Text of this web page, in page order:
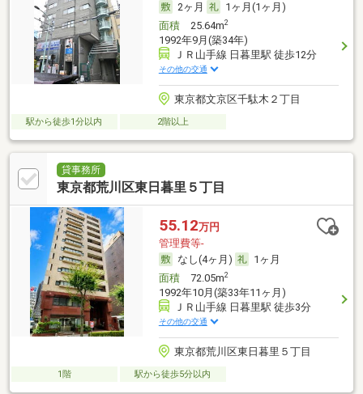
2ヶ月
1ヶ月(1ヶ月)
面積25.64m2
1992年9月(築34年)
ＪＲ山手線 日暮里駅 徒歩12分
その他の交通
東京都文京区千駄木２丁目
駅から徒歩1分以内 2階以上
貸事務所
東京都荒川区東日暮里５丁目
55.12万円
管理費等-
なし(4ヶ月)
1ヶ月
面積72.05m2
1992年10月(築33年11ヶ月)
ＪＲ山手線 日暮里駅 徒歩3分
その他の交通
東京都荒川区東日暮里５丁目
1階 駅から徒歩5分以内